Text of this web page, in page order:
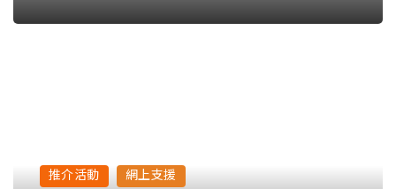
推介活動 網上支援